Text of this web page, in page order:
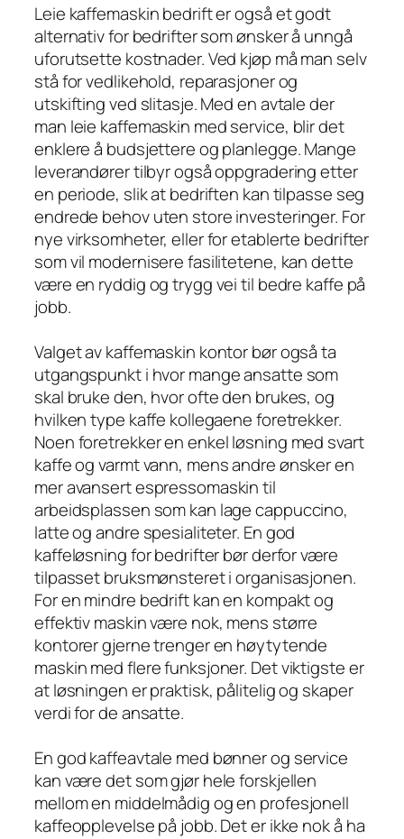
Leie kaffemaskin bedrift er også et godt
alternativ for bedrifter som ønsker å unngå
uforutsette kostnader. Ved kjøp må man selv
stå for vedlikehold, reparasjoner og
utskifting ved slitasje. Med en avtale der
man leie kaffemaskin med service, blir det
enklere å budsjettere og planlegge. Mange
leverandører tilbyr også oppgradering etter
en periode, slik at bedriften kan tilpasse seg
endrede behov uten store investeringer. For
nye virksomheter, eller for etablerte bedrifter
som vil modernisere fasilitetene, kan dette
være en ryddig og trygg vei til bedre kaffe på
jobb.
Valget av kaffemaskin kontor bør også ta
utgangspunkt i hvor mange ansatte som
skal bruke den, hvor ofte den brukes, og
hvilken type kaffe kollegaene foretrekker.
Noen foretrekker en enkel løsning med svart
kaffe og varmt vann, mens andre ønsker en
mer avansert espressomaskin til
arbeidsplassen som kan lage cappuccino,
latte og andre spesialiteter. En god
kaffeløsning for bedrifter bør derfor være
tilpasset bruksmønsteret i organisasjonen.
For en mindre bedrift kan en kompakt og
effektiv maskin være nok, mens større
kontorer gjerne trenger en høytytende
maskin med flere funksjoner. Det viktigste er
at løsningen er praktisk, pålitelig og skaper
verdi for de ansatte.
En god kaffeavtale med bønner og service
kan være det som gjør hele forskjellen
mellom en middelmådig og en profesjonell
kaffeopplevelse på jobb. Det er ikke nok å ha